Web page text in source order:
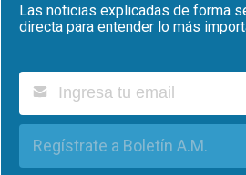
Las noticias explicadas de forma
directa para entender lo más
Regístrate a Boletín A.M.